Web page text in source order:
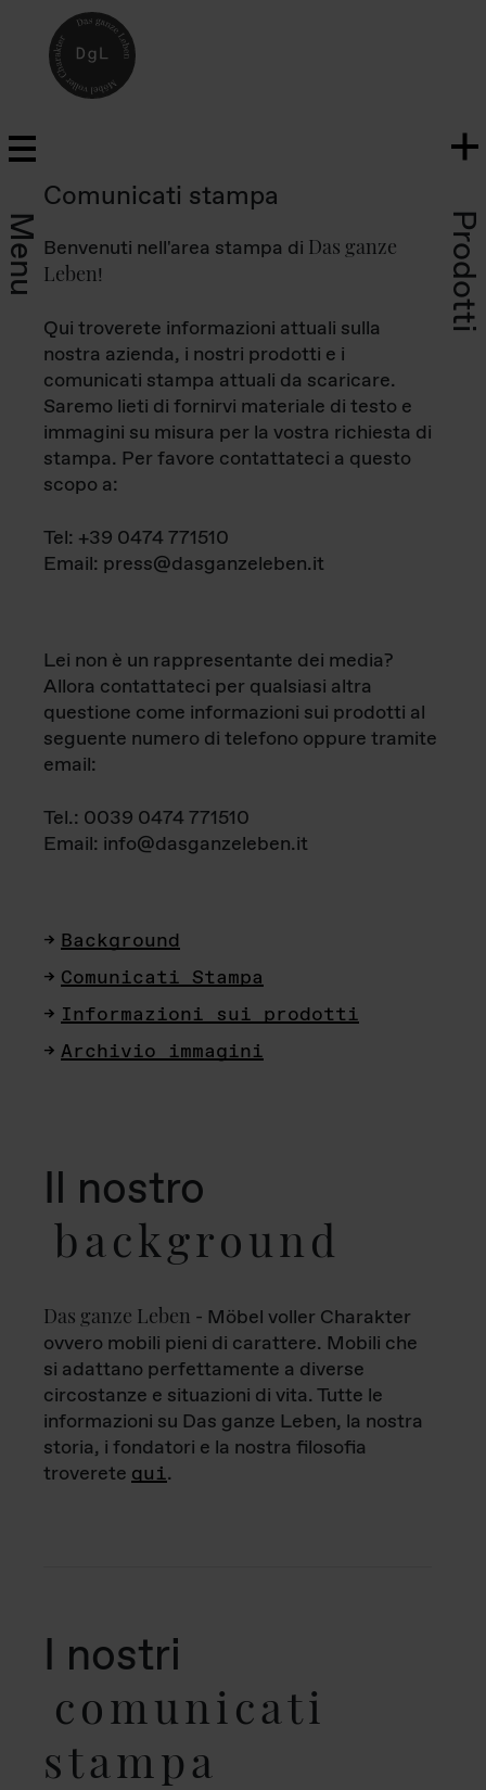
Menu Prodotti
Comunicati stampa
Benvenuti nell'area stampa di Das ganze
Leben!
Qui troverete informazioni attuali sulla
nostra azienda, i nostri prodotti e i
comunicati stampa attuali da scaricare.
Saremo lieti di fornirvi materiale di testo e
immagini su misura per la vostra richiesta di
stampa. Per favore contattateci a questo
scopo a:
Tel: +39 0474 771510
Email: press@dasganzeleben.it
Lei non è un rappresentante dei media?
Allora contattateci per qualsiasi altra
questione come informazioni sui prodotti al
seguente numero di telefono oppure tramite
email:
Tel.: 0039 0474 771510
Email: info@dasganzeleben.it
Background
Comunicati Stampa
Informazioni sui prodotti
Archivio immagini
Il nostro
background
Das ganze Leben - Möbel voller Charakter
ovvero mobili pieni di carattere. Mobili che
si adattano perfettamente a diverse
circostanze e situazioni di vita. Tutte le
informazioni su Das ganze Leben, la nostra
storia, i fondatori e la nostra filosofia
troverete qui.
I nostri
comunicati
stampa